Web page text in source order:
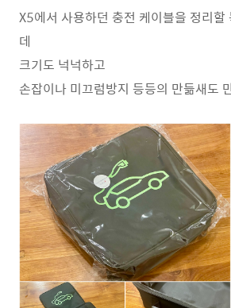
X5에서 사용하던 충전 케이블을 정리할
데
크기도 넉넉하고
손잡이나 미끄럼방지 등등의 만듦새도